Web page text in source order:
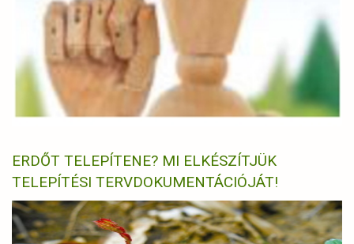
ERDŐT TELEPÍTENE? MI ELKÉSZÍTJÜK
TELEPÍTÉSI TERVDOKUMENTÁCIÓJÁT!